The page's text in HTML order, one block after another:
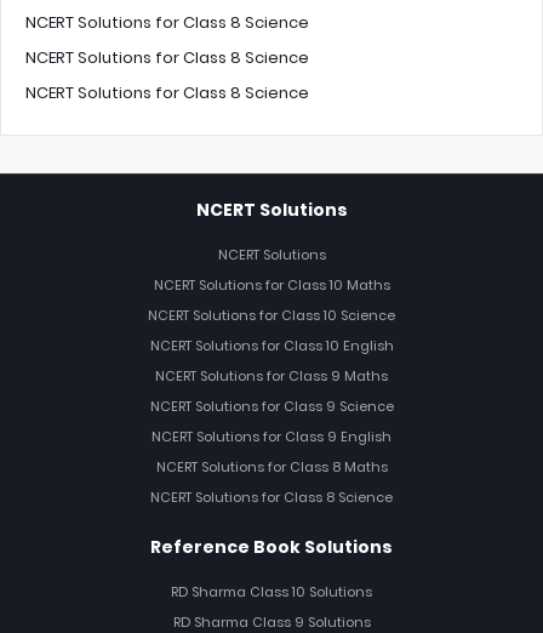
NCERT Solutions for Class 8 Science
NCERT Solutions for Class 8 Science
NCERT Solutions for Class 8 Science
NCERT Solutions
NCERT Solutions
NCERT Solutions for Class 10 Maths
NCERT Solutions for Class 10 Science
NCERT Solutions for Class 10 English
NCERT Solutions for Class 9 Maths
NCERT Solutions for Class 9 Science
NCERT Solutions for Class 9 English
NCERT Solutions for Class 8 Maths
NCERT Solutions for Class 8 Science
Reference Book Solutions
RD Sharma Class 10 Solutions
RD Sharma Class 9 Solutions